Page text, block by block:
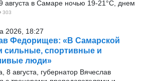
августа в Самаре ночью 19-21°С, днем
303
2026, 18:27
Федорищев: «В Самарской
сильные, спортивные и
люди»
8 августа, губернатор Вячеслав